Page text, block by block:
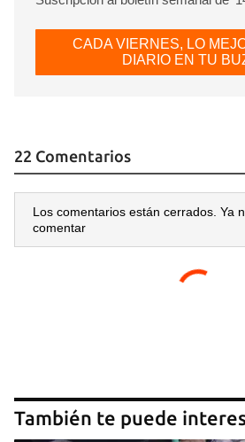
CADA VIERNES, LO
DIARIO EN TU
22 Comentarios
Los comentarios están cerrados. Ya
comentar
También te puede